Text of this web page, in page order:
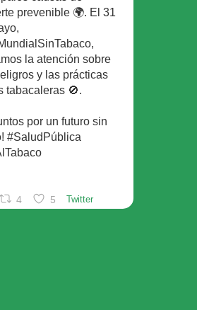
prevenible 🌍. El 31
la atención sobre
y las prácticas
tabacaleras 🚫.
por un futuro sin
#SaludPública
4 5 Twitter